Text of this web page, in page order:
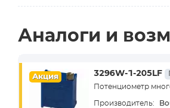
Аналоги и
Акция 3296W-1-205LF
Потенциометр
Производитель: